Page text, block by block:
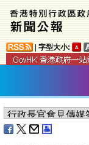
字型大小: